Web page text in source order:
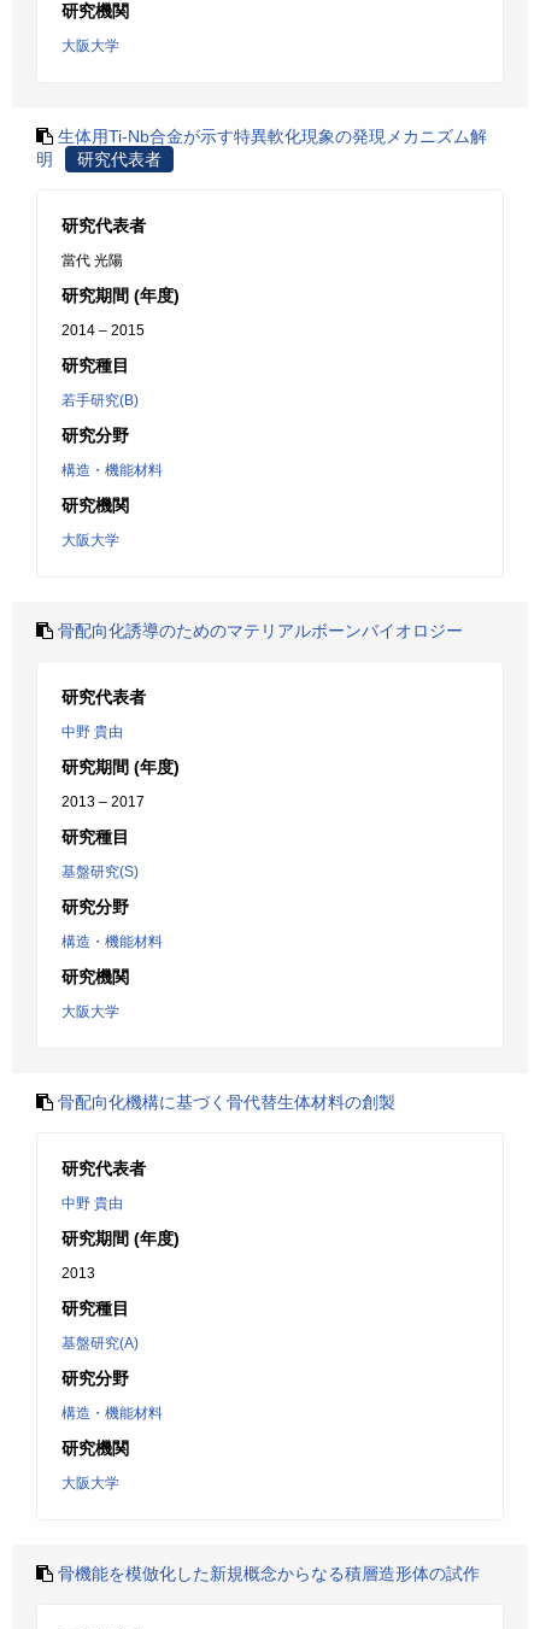
研究機関
大阪大学
生体用Ti-Nb合金が示す特異軟化現象の発現メカニズム解
明
研究代表者
研究代表者
當代 光陽
研究期間 (年度)
2014 – 2015
研究種目
若手研究(B)
研究分野
構造・機能材料
研究機関
大阪大学
骨配向化誘導のためのマテリアルボーンバイオロジー
研究代表者
中野 貴由
研究期間 (年度)
2013 – 2017
研究種目
基盤研究(S)
研究分野
構造・機能材料
研究機関
大阪大学
骨配向化機構に基づく骨代替生体材料の創製
研究代表者
中野 貴由
研究期間 (年度)
2013
研究種目
基盤研究(A)
研究分野
構造・機能材料
研究機関
大阪大学
骨機能を模倣化した新規概念からなる積層造形体の試作